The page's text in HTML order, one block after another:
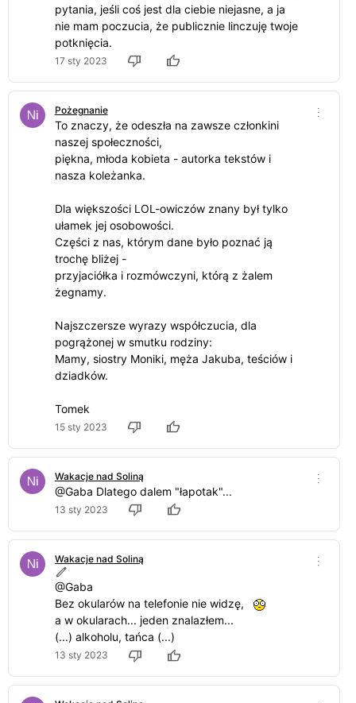
pytania, jeśli coś jest dla ciebie niejasne, a ja
nie mam poczucia, że publicznie linczuję twoje
potknięcia.
17 sty 2023
Pożegnanie
To znaczy, że odeszła na zawsze członkini
naszej społeczności,
piękna, młoda kobieta - autorka tekstów i
nasza koleżanka.
Dla większości LOL-owiczów znany był tylko
ułamek jej osobowości.
Części z nas, którym dane było poznać ją
trochę bliżej -
przyjaciółka i rozmówczyni, którą z żalem
żegnamy.
Najszczersze wyrazy współczucia, dla
pogrążonej w smutku rodziny:
Mamy, siostry Moniki, męża Jakuba, teściów i
dziadków.
Tomek
15 sty 2023
Wakacje nad Soliną
@Gaba Dlatego dalem "łapotak"...
13 sty 2023
Wakacje nad Soliną
@Gaba
Bez okularów na telefonie nie widzę,
a w okularach... jeden znalazłem...
(...) alkoholu, tańca (...)
13 sty 2023